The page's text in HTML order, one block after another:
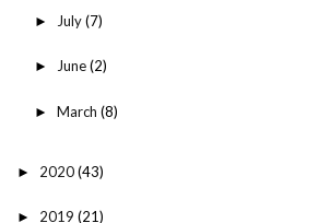
► July(7)
► June(2)
► March (8)
► 2020(43)
► 2019 (21)